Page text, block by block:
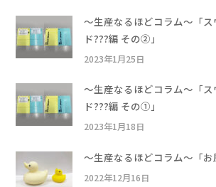
〜生産なるほどコラム〜「
ド???編 その②」
2023年1月25日
〜生産なるほどコラム〜「
ド???編 その①」
2023年1月18日
〜生産なるほどコラム〜「お
2022年12月16日